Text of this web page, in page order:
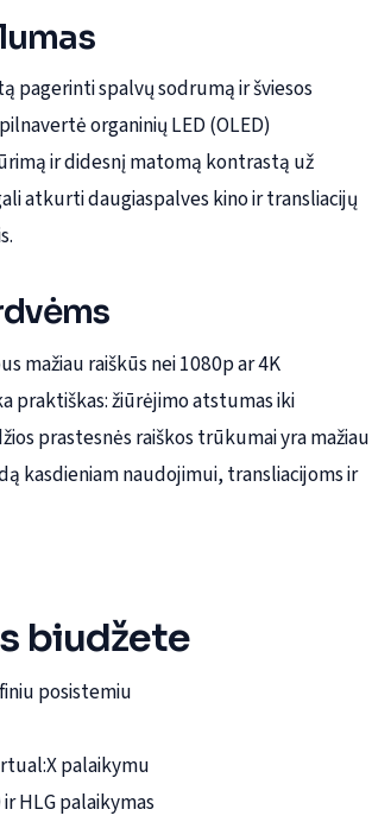
pagerinti spalvų sodrumą ir šviesos
organinių LED (OLED)
ir didesnį matomą kontrastą už
atkurti daugiaspalves kino ir transliacijų
mažiau raiškūs nei 1080p ar 4K
praktiškas: žiūrėjimo atstumas iki
prastesnės raiškos trūkumai yra mažiau
kasdieniam naudojimui, transliacijoms ir
biudžete
posistemiu
palaikymu
HLG palaikymas